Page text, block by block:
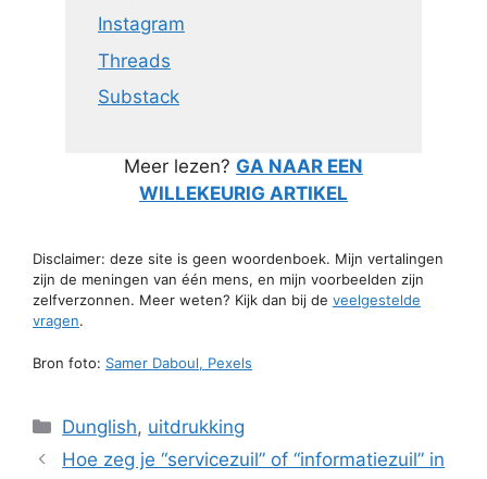
Instagram
Threads
Substack
Meer lezen? GA NAAR EEN
WILLEKEURIG ARTIKEL
Disclaimer: deze site is geen woordenboek. Mijn vertalingen
zijn de meningen van één mens, en mijn voorbeelden zijn
zelfverzonnen. Meer weten? Kijk dan bij de veelgestelde
vragen.
Bron foto: Samer Daboul, Pexels
Categorieën
Dunglish, uitdrukking
Hoe zeg je “servicezuil” of “informatiezuil” in